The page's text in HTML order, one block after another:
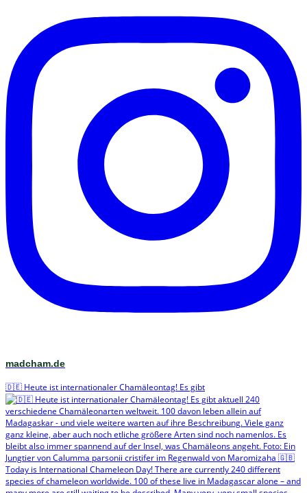
madcham.de
🇩🇪 Heute ist internationaler Chamäleontag! Es gibt